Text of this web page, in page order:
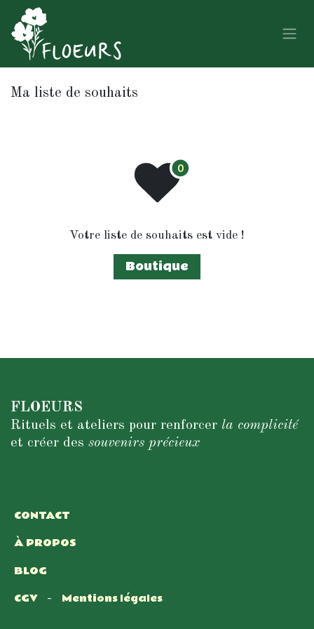
Se rendre au contenu
Ma liste de souhaits
Votre liste de souhaits est vide !
Boutique
FLOEURS
Rituels et ateliers pour renforcer la complicité
et créer des souvenirs précieux
CONTACT
À PROPOS
BLOG
CGV
- Mentions légales